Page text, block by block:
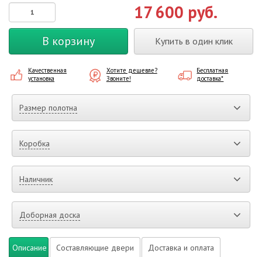
17 600 руб.
В корзину Купить в один клик
Качественная
установка
Хотите дешевле?
Звоните!
Бесплатная
доставка*
Размер полотна
Коробка
Наличник
Доборная доска
Описание Составляющие двери Доставка и оплата